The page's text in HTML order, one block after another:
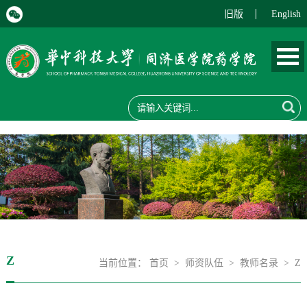
旧版 English
Z 当前位置：首页 > 师资队伍 >教师名录 >Z